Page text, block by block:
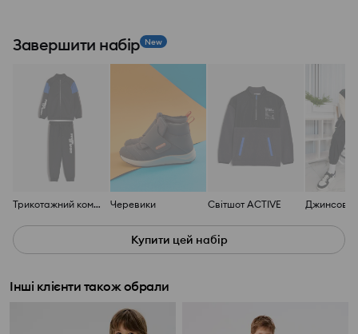
Завершити набір New
Трикотажний комплект ACTIVE Черевики Світшот ACTIVE
Купити цей набір
Інші клієнти також обрали